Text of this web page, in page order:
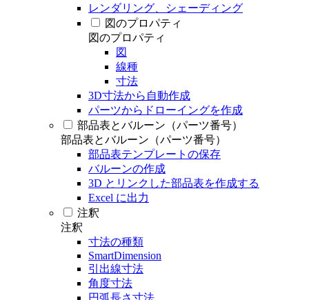
レンダリング、シェーディング
図のプロパティ
図のプロパティ
図
線種
寸法
3D寸法から自動作成
パーツからドローイングを作成
部品表とバルーン（パーツ番号）
部品表とバルーン（パーツ番号）
部品表テンプレートの保存
バルーンの作成
3D とリンクした部品表を作成する
Excel に出力
注釈
注釈
寸法の種類
SmartDimension
引出線寸法
角度寸法
円弧長さ寸法